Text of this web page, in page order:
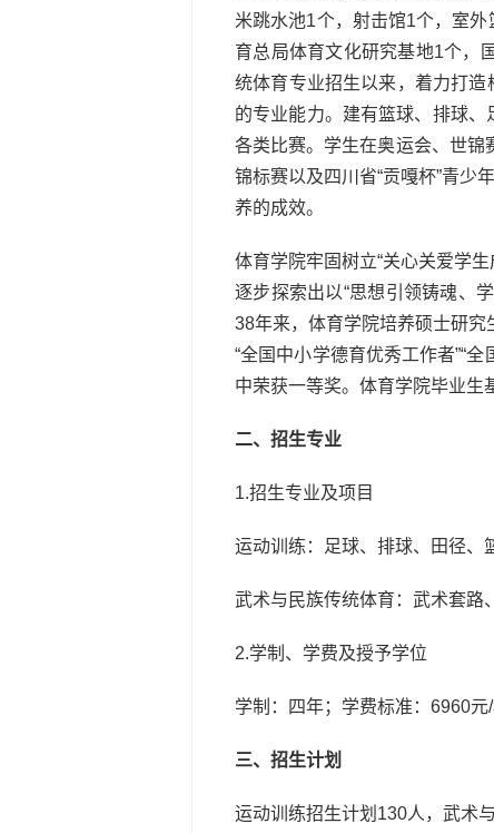
米跳水池1个，射击馆1个，室
育总局体育文化研究基地1个，
统体育专业招生以来，着力打
的专业能力。建有篮球、排球
各类比赛。学生在奥运会、世
锦标赛以及四川省“贡嘎杯”青少
养的成效。
体育学院牢固树立“关心关爱学
逐步探索出以“思想引领铸魂、
38年来，体育学院培养硕士研究
“全国中小学德育优秀工作者”“
中荣获一等奖。体育学院毕业生
二、招生专业
1.招生专业及项目
运动训练：足球、排球、田径、
武术与民族传统体育：武术套路
2.学制、学费及授予学位
学制：四年；学费标准：6960
三、招生计划
运动训练招生计划130人，武术